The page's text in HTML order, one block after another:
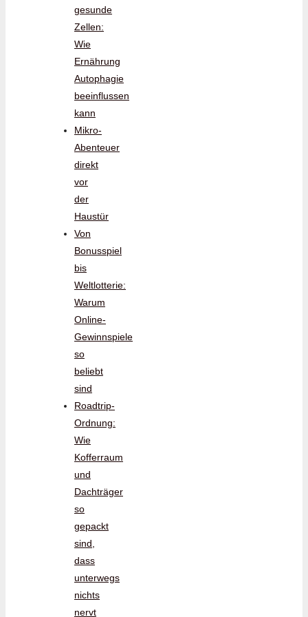
gesunde
Zellen:
Wie
Ernährung
Autophagie
beeinflussen
kann
Mikro-
Abenteuer
direkt
vor
der
Haustür
Von
Bonusspiel
bis
Weltlotterie:
Warum
Online-
Gewinnspiele
so
beliebt
sind
Roadtrip-
Ordnung:
Wie
Kofferraum
und
Dachträger
so
gepackt
sind,
dass
unterwegs
nichts
nervt